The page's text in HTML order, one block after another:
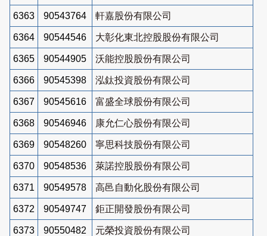
6363 90543764 軒嘉股份有限公司
6364 90544546 大彰化東北控股股份有限公司
6365 90544905 沃能控股股份有限公司
6366 90545398 泓鈦投資股份有限公司
6367 90545616 富盛全球股份有限公司
6368 90546946 康允仁心股份有限公司
6369 90548260 寧思科技股份有限公司
6370 90548536 萊諾控股股份有限公司
6371 90549578 高邑自動化股份有限公司
6372 90549747 鉅正開發股份有限公司
6373 90550482 元榮投資股份有限公司